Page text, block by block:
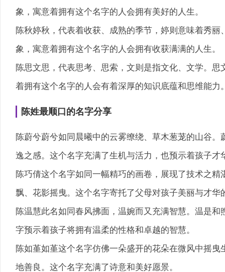
象，寓意着拥有这个名字的人会拥有美好的人生。
陈秋婷秋，代表着收获、成熟的季节，婷则意味着秀
象，寓意着拥有这个名字的人会拥有收获满满的人生。
陈思文思，代表思考、思索，文则是指文化、文学。
着拥有这个名字的人会有着深厚的知识底蕴和思维能力
陈姓最顺口的名字分享
陈蔚兮蔚兮如同晨曦中的云雾缭绕、草木葱茏的山谷
逸之感。这个名字充满了生机与活力，也预示着孩子才
陈巧倩这个名字如同一幅精巧的画卷，展现了技术之
飘、花影摇曳。这个名字寄托了父母对孩子美丽与才华
陈温慧此名如同春风拂面，温婉而又充满智慧。温是
字预示着孩子将拥有温柔的性格和卓越的智慧。
陈如堇如堇这个名字仿佛一朵盛开的花朵在微风中摇
地善良。这个名字充满了诗意和美好愿景。